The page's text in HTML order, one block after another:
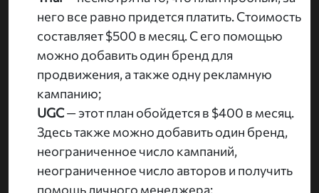
него все равно придется платить. Стоимость
составляет $500 в месяц. С его помощью
можно добавить один бренд для
продвижения, а также одну рекламную
кампанию;
UGC— этот план обойдется в $400 в месяц.
Здесь также можно добавить один бренд,
неограниченное число кампаний,
неограниченное число авторов и получить
помощь личного менеджера;